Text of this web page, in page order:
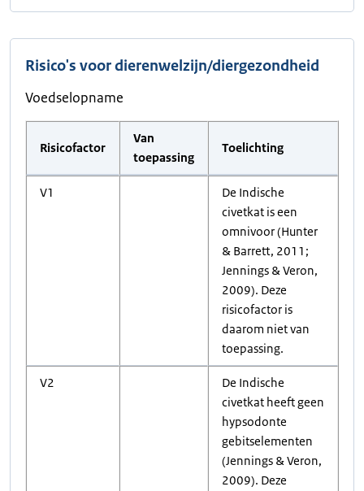
Risico's voor dierenwelzijn/diergezondheid
Voedselopname
Risicofactor
Van
toepassing
Toelichting
V1
De Indische
civetkat is een
omnivoor (Hunter
& Barrett, 2011;
Jennings & Veron,
2009). Deze
risicofactor is
daarom niet van
toepassing.
V2
De Indische
civetkat heeft geen
hypsodonte
gebitselementen
(Jennings & Veron,
2009). Deze